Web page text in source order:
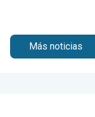
Más noticias